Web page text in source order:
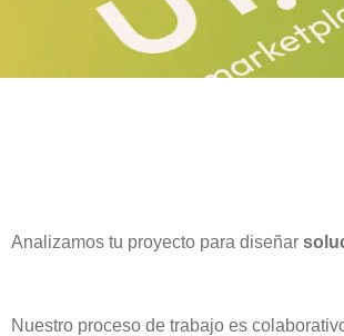
Analizamos tu proyecto para diseñar
Nuestro proceso de trabajo es